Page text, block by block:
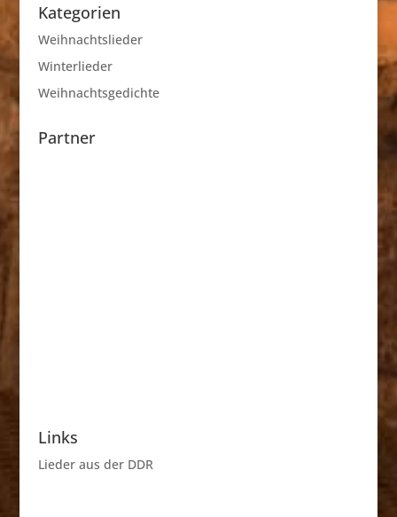
Kategorien
Weihnachtslieder
Winterlieder
Weihnachtsgedichte
Partner
Links
Lieder aus der DDR